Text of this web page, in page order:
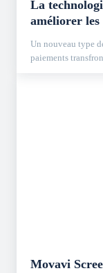
La
améliorer les
Un nouveau type
paiements
Movavi